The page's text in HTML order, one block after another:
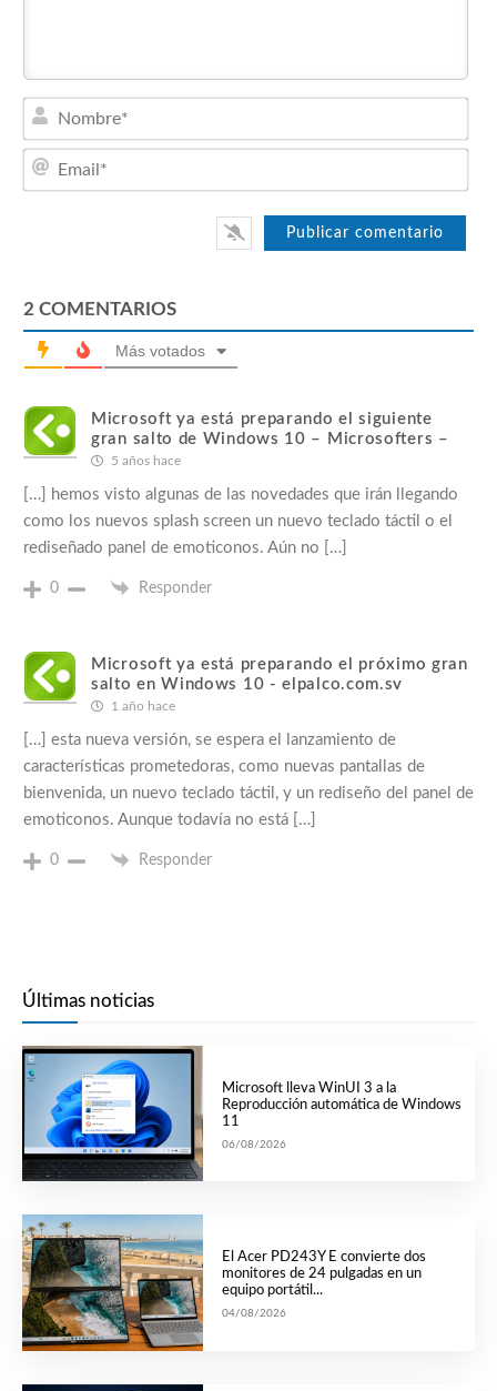
2 COMENTARIOS
Más votados
Microsoft ya está preparando el siguiente
gran salto de Windows 10 – Microsofters –
5 años hace
[…] hemos visto algunas de las novedades que irán llegando
como los nuevos splash screen un nuevo teclado táctil o el
rediseñado panel de emoticonos. Aún no […]
0 Responder
Microsoft ya está preparando el próximo gran
salto en Windows 10 - elpalco.com.sv
1 año hace
[…] esta nueva versión, se espera el lanzamiento de
características prometedoras, como nuevas pantallas de
bienvenida, un nuevo teclado táctil, y un rediseño del panel de
emoticonos. Aunque todavía no está […]
0 Responder
Últimas noticias
Microsoft lleva WinUI 3 a la
Reproducción automática de Windows
11
06/08/2026
El Acer PD243Y E convierte dos
monitores de 24 pulgadas en un
equipo portátil...
04/08/2026